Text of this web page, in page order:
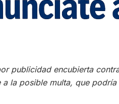
publicidad encubierta
la posible multa, que